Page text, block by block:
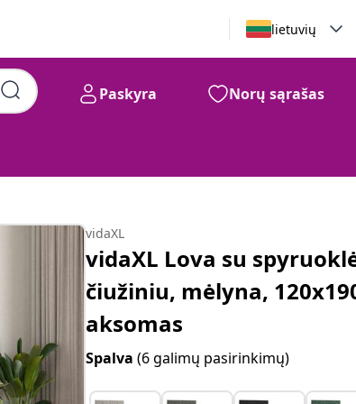
lietuvių
Paskyra Norų sąrašas
vidaXL
vidaXL Lova su
čiužiniu, mėlyna,
aksomas
Spalva(6 galimų pasirinkimų)